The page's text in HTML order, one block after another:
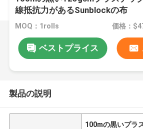
線抵抗力があるSunblockの布
MOQ：1rolls
ベストプライス
製品の説明
100mの黒いプラ